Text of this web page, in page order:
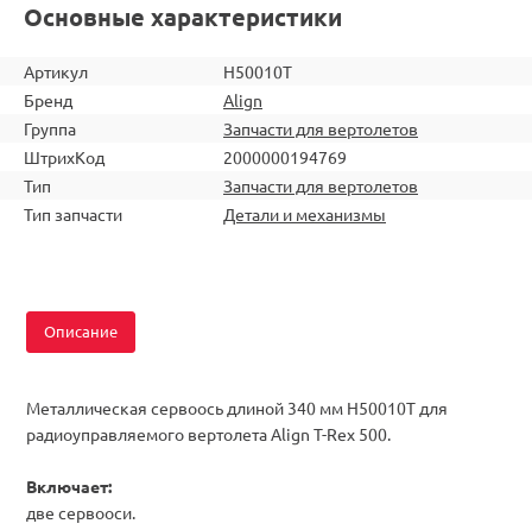
Основные характеристики
Артикул
H50010T
Бренд
Align
Группа
Запчасти для вертолетов
ШтрихКод
2000000194769
Тип
Запчасти для вертолетов
Тип запчасти
Детали и механизмы
Описание
Металлическая сервоось длиной 340 мм H50010T для
радиоуправляемого вертолета Align T-Rex 500.
Включает:
две сервооси.